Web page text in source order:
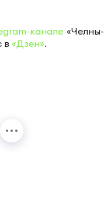
канале «Челны-
в «Дзен».